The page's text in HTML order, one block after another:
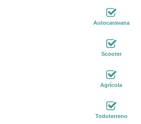
Autocaravana
Scooter
Agrícola
Todoterreno